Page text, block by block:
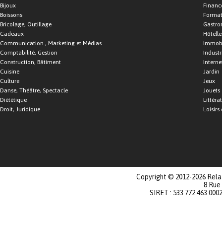
Bijoux
Boissons
Bricolage, Outillage
Cadeaux
Communication , Marketing et Médias
Comptabilité, Gestion
Construction, Bâtiment
Cuisine
Culture
Danse, Théâtre, Spectacle
Diététique
Droit, Juridique
Jardin
Jeux
Jouets
Loisirs
Copyright © 2012-2026
8
SIRET : 533 772 463